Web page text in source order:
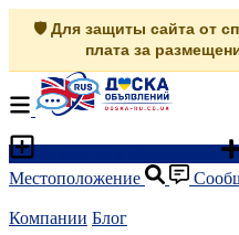
🛡️ Для защиты сайта от
плата за
Местоположение
Компании Блог